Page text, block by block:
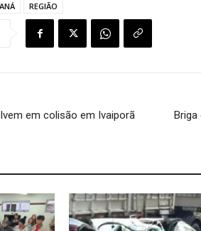
REGIÃO
em colisão em Ivaiporã